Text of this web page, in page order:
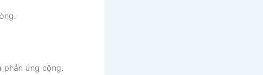
phản ứng cộng.